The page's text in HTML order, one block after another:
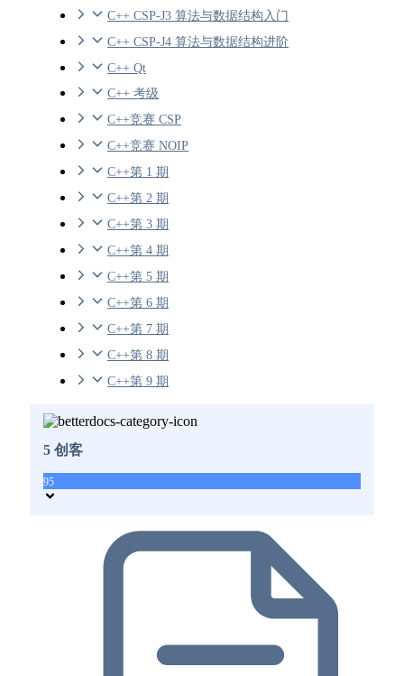
C++ CSP-J3 算法与数据结构入门
C++ CSP-J4 算法与数据结构进阶
C++ Qt
C++ 考级
C++竞赛 CSP
C++竞赛 NOIP
C++第 1 期
C++第 2 期
C++第 3 期
C++第 4 期
C++第 5 期
C++第 6 期
C++第 7 期
C++第 8 期
C++第 9 期
5 创客
95